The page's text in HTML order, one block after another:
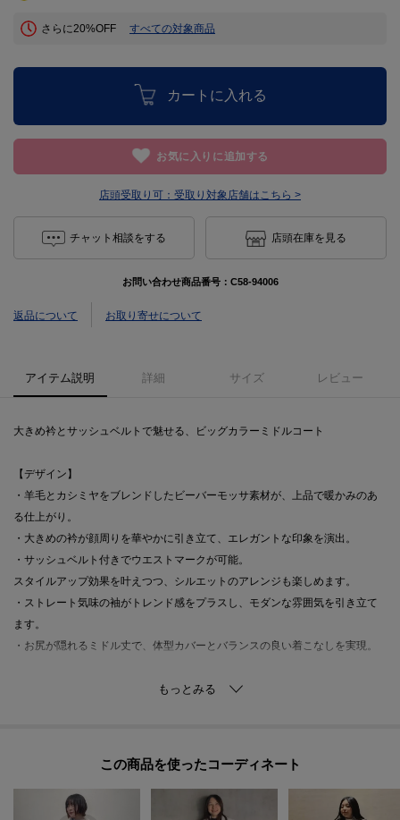
さらに20%OFF すべての対象商品
カートに入れる
お気に入りに追加する
店頭受取り可： 受取り対象店舗はこちら >
チャット相談をする 店頭在庫を見る
お問い合わせ商品番号： C58-94006
返品について お取り寄せについて
アイテム説明 詳細 サイズ レビュー
大きめ衿とサッシュベルトで魅せる、ビッグカラーミドルコート
【デザイン】
・羊毛とカシミヤをブレンドしたビーバーモッサ素材が、上品で暖かみのあ
る仕上がり。
・大きめの衿が顔周りを華やかに引き立て、エレガントな印象を演出。
・サッシュベルト付きでウエストマークが可能。
スタイルアップ効果を叶えつつ、シルエットのアレンジも楽しめます。
・ストレート気味の袖がトレンド感をプラスし、モダンな雰囲気を引き立て
ます。
・お尻が隠れるミドル丈で、体型カバーとバランスの良い着こなしを実現。
・良質な素材感で、特別感のある仕上がりに。
この商品を使った